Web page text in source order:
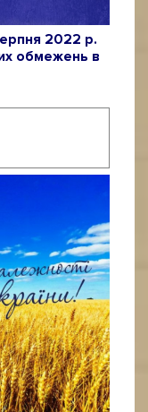
2022 р.
обмежень в